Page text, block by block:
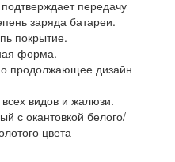
передачу
заряда батареи.
покрытие.
форма.
продолжающее дизайн
видов и жалюзи.
с окантовкой белого/
цвета